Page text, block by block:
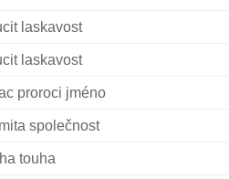
laskavost
laskavost
proroci jméno
společnost
touha